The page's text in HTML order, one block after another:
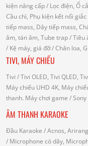
kiện nâng cấp/ Lọc điện, Ổ
Cầu chì, Phụ kiện kết nối
tiếp mass, Dây tiếp mass,
âm, tán âm, Tube trap/ Tiêu
/ Kệ máy, giá đỡ/ Chân loa,
TIVI, MÁY CHIẾU
Tivi / Tivi OLED, Tivi QLED,
Máy chiếu UHD 4K, Máy
thanh. Máy chơi game /
ÂM THANH KARAOKE
Đầu Karaoke / Acnos,
/ Microphone có dây,